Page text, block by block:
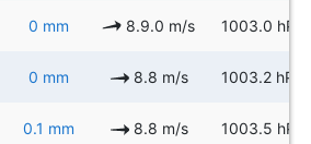
0 mm 8.9.0 m/s 1003.0 hPa
0 mm 8.8 m/s 1003.2 hPa
0.1 mm 8.8 m/s 1003.5 hPa